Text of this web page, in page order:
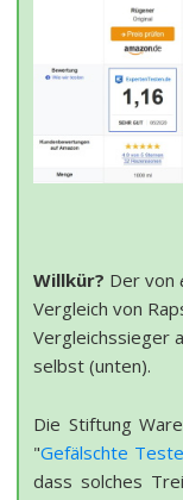
Willkür? Der von
Vergleich von
Vergleichssieger
selbst (unten).
Die Stiftung
"Gefälschte
dass solches